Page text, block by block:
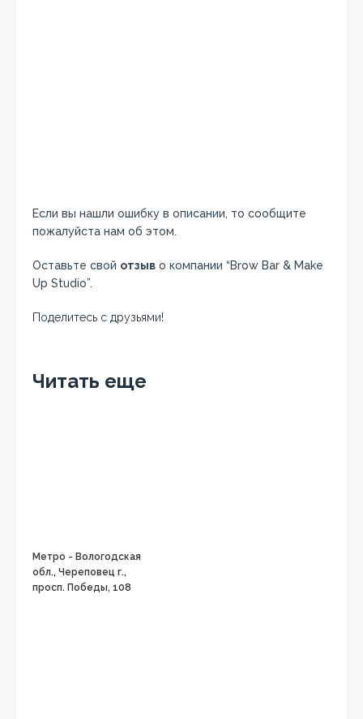
Если вы нашли ошибку в описании, то сообщите
пожалуйста нам об этом.
Оставьте свой отзыв о компании “Brow Bar & Make
Up Studio”.
Поделитесь с друзьями!
Читать еще
Метро - Вологодская
обл., Череповец г.,
просп. Победы, 108